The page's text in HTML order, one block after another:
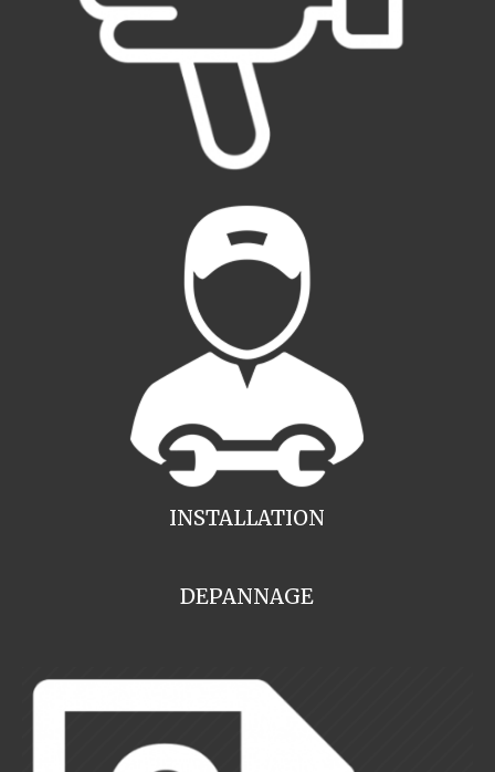
INSTALLATION
DEPANNAGE